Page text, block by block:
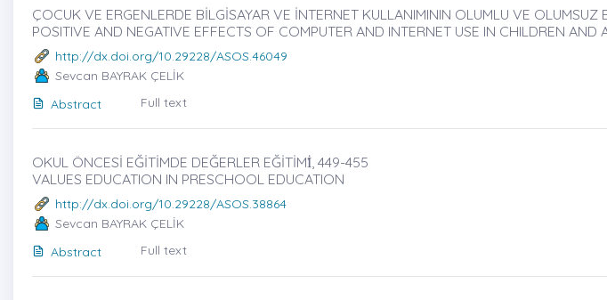
ÇOCUK VE ERGENLERDE BİLGİSAYAR VE İNTERNET KULLANIMININ OLUMLU VE OLUMSUZ
POSITIVE AND NEGATIVE EFFECTS OF COMPUTER AND INTERNET USE IN CHILDREN AND
http://dx.doi.org/10.29228/ASOS.46049
Sevcan BAYRAK ÇELİK
Abstract
Full text
OKUL ÖNCESİ EĞİTİMDE DEĞERLER EĞİTİMİ̇, 449-455
VALUES EDUCATION IN PRESCHOOL EDUCATION
http://dx.doi.org/10.29228/ASOS.38864
Sevcan BAYRAK ÇELİK
Abstract
Full text